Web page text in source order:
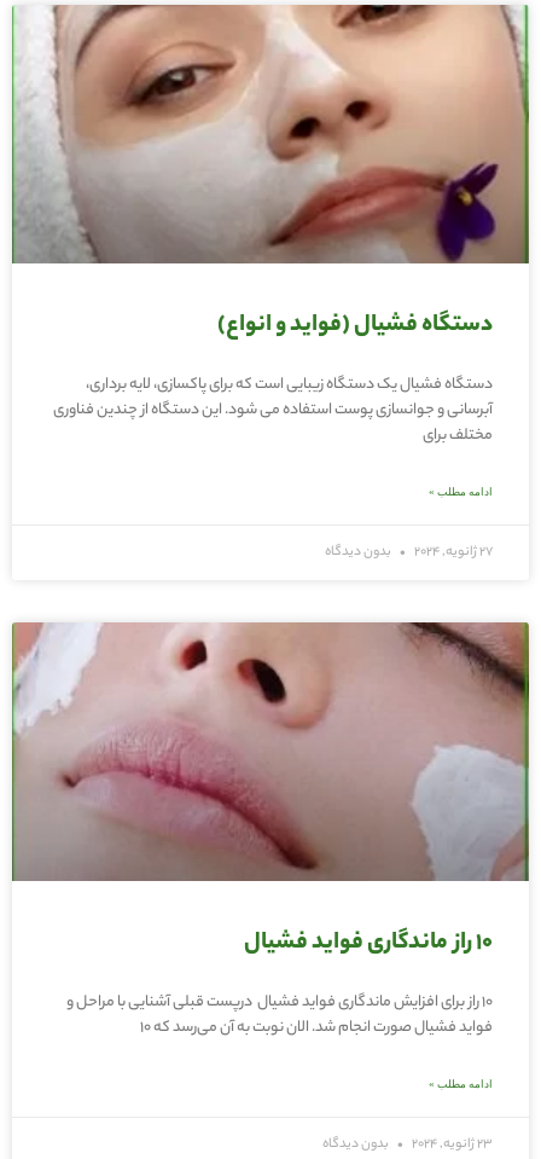
دستگاه فشیال (فواید و انواع)
دستگاه فشیال یک دستگاه زیبایی است که برای پاکسازی، لایه برداری،
آبرسانی و جوانسازی پوست استفاده می شود. این دستگاه از چندین فناوری
مختلف برای
ادامه مطلب »
27 ژانویه, 2024 بدون دیدگاه
۱۰ راز ماندگاری فواید فشیال
۱۰ راز برای افزایش ماندگاری فواید فشیال درپست قبلی آشنایی با مراحل و
فواید فشیال صورت انجام شد. الان نوبت به آن می‌رسد که ۱۰
ادامه مطلب »
23 ژانویه, 2024 بدون دیدگاه